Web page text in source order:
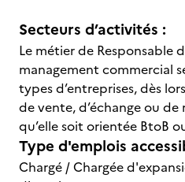
Secteurs d’activités :
Le métier de Responsable
management commercial
types d’entreprises, dès
de vente, d’échange ou
qu’elle soit orientée BtoB
Type d'emplois
Chargé / Chargée